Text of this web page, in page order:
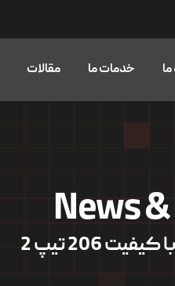
خدمات ما مقالات
News